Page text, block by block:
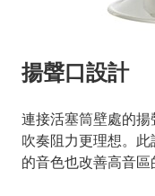
揚聲口設計
連接活塞筒壁處的
吹奏阻力更理想。
的音色也改善高音區